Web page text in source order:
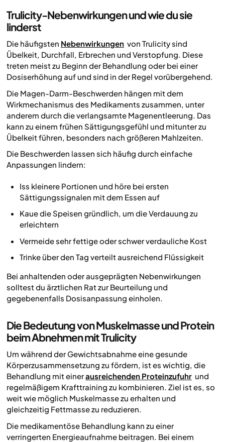
Trulicity-Nebenwirkungen und wie du sie
linderst
Die häufigsten Nebenwirkungen von Trulicity sind
Übelkeit, Durchfall, Erbrechen und Verstopfung. Diese
treten meist zu Beginn der Behandlung oder bei einer
Dosiserhöhung auf und sind in der Regel vorübergehend.
Die Magen-Darm-Beschwerden hängen mit dem
Wirkmechanismus des Medikaments zusammen, unter
anderem durch die verlangsamte Magenentleerung. Das
kann zu einem frühen Sättigungsgefühl und mitunter zu
Übelkeit führen, besonders nach größeren Mahlzeiten.
Die Beschwerden lassen sich häufig durch einfache
Anpassungen lindern:
Iss kleinere Portionen und höre bei ersten
Sättigungssignalen mit dem Essen auf
Kaue die Speisen gründlich, um die Verdauung zu
erleichtern
Vermeide sehr fettige oder schwer verdauliche Kost
Trinke über den Tag verteilt ausreichend Flüssigkeit
Bei anhaltenden oder ausgeprägten Nebenwirkungen
solltest du ärztlichen Rat zur Beurteilung und
gegebenenfalls Dosisanpassung einholen.
Die Bedeutung von Muskelmasse und Protein
beim Abnehmen mit Trulicity
Um während der Gewichtsabnahme eine gesunde
Körperzusammensetzung zu fördern, ist es wichtig, die
Behandlung mit einerausreichenden Proteinzufuhr und
regelmäßigem Krafttraining zu kombinieren. Ziel ist es, so
weit wie möglich Muskelmasse zu erhalten und
gleichzeitig Fettmasse zu reduzieren.
Die medikamentöse Behandlung kann zu einer
verringerten Energieaufnahme beitragen. Bei einem